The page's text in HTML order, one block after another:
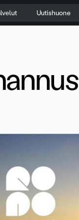
Uutishuone